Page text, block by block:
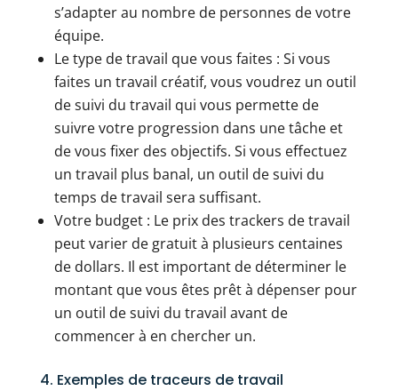
s’adapter au nombre de personnes de votre
équipe.
Le type de travail que vous faites : Si vous
faites un travail créatif, vous voudrez un outil
de suivi du travail qui vous permette de
suivre votre progression dans une tâche et
de vous fixer des objectifs. Si vous effectuez
un travail plus banal, un outil de suivi du
temps de travail sera suffisant.
Votre budget : Le prix des trackers de travail
peut varier de gratuit à plusieurs centaines
de dollars. Il est important de déterminer le
montant que vous êtes prêt à dépenser pour
un outil de suivi du travail avant de
commencer à en chercher un.
4. Exemples de traceurs de travail